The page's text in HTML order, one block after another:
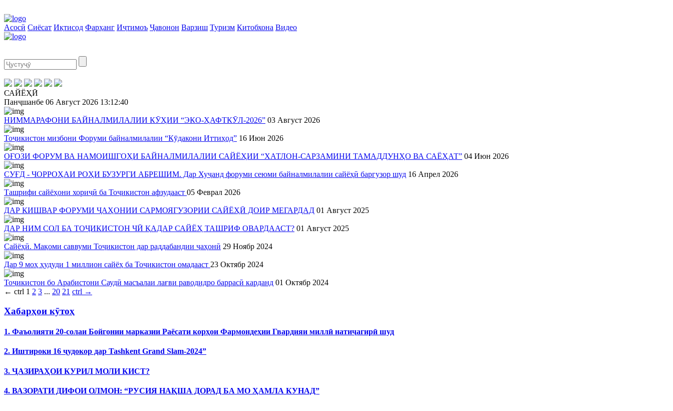
Асосӣ Сиёсат Иқтисод Фарҳанг Иҷтимоъ Ҷавонон Варзиш Туризм Китобхона Видео
САЙЁҲӢ
Панҷшанбе 06 Август 2026 13:12:40
НИММАРАФОНИ БАЙНАЛМИЛАЛИИ КӮҲИИ “ЭКО-ҲАФТКӮЛ-2026” 03 Август 2026
Тоҷикистон мизбони Форуми байналмилалии “Кӯдакони Иттиҳод” 16 Июн 2026
ОҒОЗИ ФОРУМ ВА НАМОИШГОҲИ БАЙНАЛМИЛАЛИИ САЙЁҲИИ “ХАТЛОН-САРЗАМИНИ ТАМАДДУНҲО ВА САЁҲАТ” 04 Июн 2026
СУҒД - ЧОРРОҲАИ РОҲИ БУЗУРГИ АБРЕШИМ. Дар Хуҷанд форуми сеюми байналмилалии сайёҳӣ баргузор шуд 16 Апрел 2026
Ташрифи сайёҳони хориҷӣ ба Тоҷикистон афзудааст 05 Феврал 2026
ДАР КИШВАР ФОРУМИ ҶАҲОНИИ САРМОЯГУЗОРИИ САЙЁҲӢ ДОИР МЕГАРДАД 01 Август 2025
ДАР НИМ СОЛ БА ТОҶИКИСТОН ЧӢ ҚАДАР САЙЁҲ ТАШРИФ ОВАРДААСТ? 01 Август 2025
Сайёҳӣ. Мақоми саввуми Тоҷикистон дар раддабандии ҷаҳонӣ 29 Ноябр 2024
Дар 9 моҳ ҳудуди 1 миллион сайёҳ ба Тоҷикистон омадааст 23 Октябр 2024
Тоҷикистон бо Арабистони Саудӣ масъалаи лағви раводидро баррасӣ карданд 01 Октябр 2024
← ctrl 1 2 3 ... 20 21 ctrl →
Хабарҳои кӯтоҳ
1. Фаъолияти 20-солаи Бойгонии марказии Раёсати корҳои Фармондеҳии Гвардияи миллӣ натиҷагирӣ шуд
2. Иштироки 16 ҷудокор дар Tashkent Grand Slam-2024”
3. ҶАЗИРАҲОИ КУРИЛ МОЛИ КИСТ?
4. ВАЗОРАТИ ДИФОИ ОЛМОН: “РУСИЯ НАҚША ДОРАД БА МО ҲАМЛА КУНАД”